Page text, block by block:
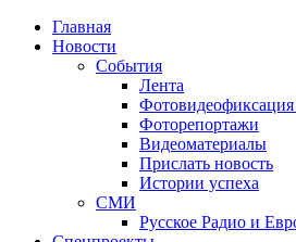
Главная
Новости
События
Лента
Фоторепортажи
Видеоматериалы
Прислать новость
Истории успеха
СМИ
Русское Радио и